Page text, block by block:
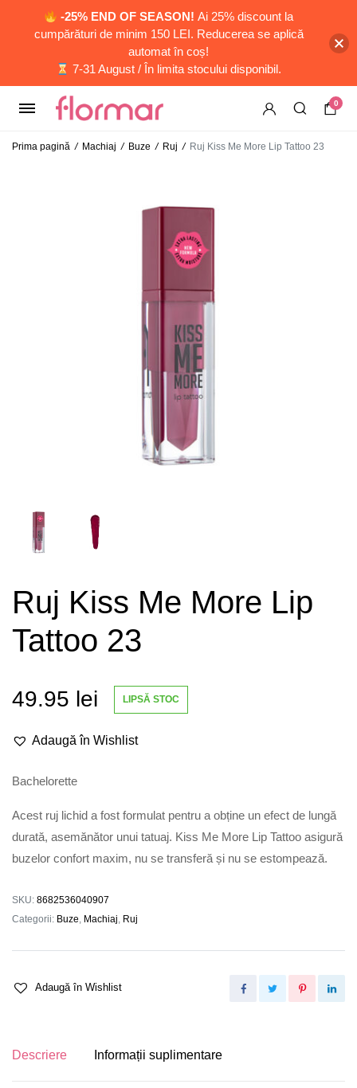
0
Prima pagină / Machiaj / Buze / Ruj / Ruj Kiss Me More Lip Tattoo 23
Ruj Kiss Me More Lip
Tattoo 23
49.95 lei LIPSĂ STOC
Adaugă în Wishlist
Bachelorette
Acest ruj lichid a fost formulat pentru a obține un efect de lungă
durată, asemănător unui tatuaj. Kiss Me More Lip Tattoo asigură
buzelor confort maxim, nu se transferă și nu se estompează.
SKU: 8682536040907
Categorii: Buze, Machiaj, Ruj
Adaugă în Wishlist
Descriere Informații suplimentare
-25% END OF SEASON!Ai 25% discount la
cumpărături de minim 150 LEI. Reducerea se aplică
automat în coș!
7-31 August / În limita stocului disponibil.